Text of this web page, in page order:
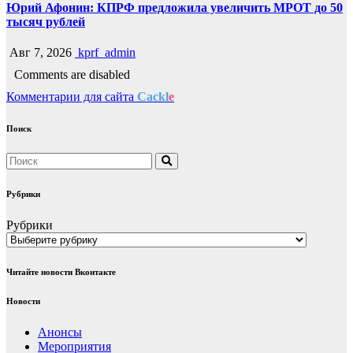
Юрий Афонин: КПРФ предложила увеличить МРОТ до 50
тысяч рублей
Авг 7, 2026 kprf_admin
Comments are disabled
Комментарии для сайта Cackle
Поиск
Рубрики
Рубрики
Читайте новости Вконтакте
Новости
Анонсы
Мероприятия